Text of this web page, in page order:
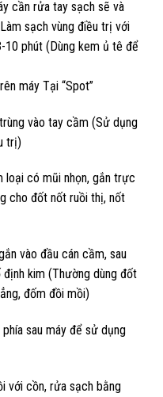
cần rửa tay sạch sẽ và
sạch vùng điều trị với
10 phút (Dùng kem ủ tê để
máy Tại “Spot”
vào tay cầm (Sử dụng
trị)
loại có mũi nhọn, gắn trực
cho đốt nốt ruồi thị, nốt
vào đầu cán cầm, sau
kim (Thường dùng đốt
đốm đồi mồi)
sau máy để sử dụng
với cồn, rửa sạch bằng